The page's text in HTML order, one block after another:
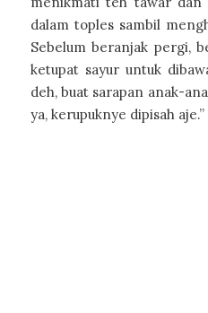
dalam toples sambil
Sebelum beranjak pergi,
ketupat sayur untuk
deh, buat sarapan anak-
ya, kerupuknye dipisah aje.”